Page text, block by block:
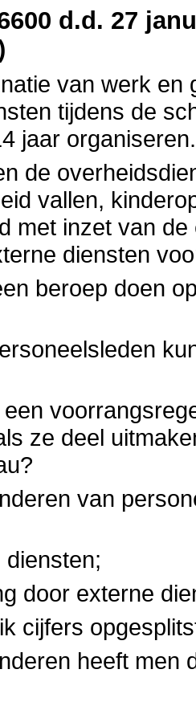
d.d. 27
van werk
tijdens de
jaar organiseren.
de
vallen,
met inzet van
diensten
beroep doen
ze deel
van
diensten;
door externe
cijfers
heeft men